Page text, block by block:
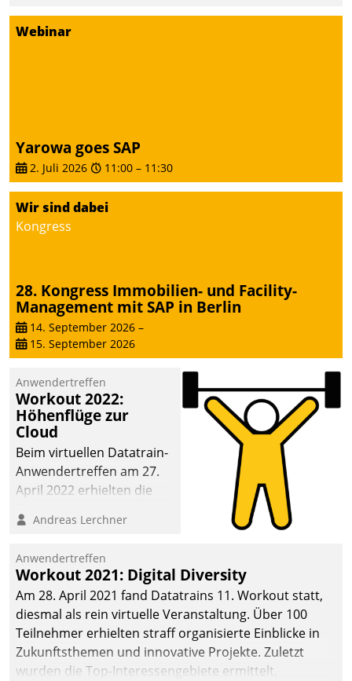
Webinar
Yarowa goes SAP
2. Juli 2026 11:00 – 11:30
Wir sind dabei
Kongress
28. Kongress Immobilien- und Facility-
Management mit SAP in Berlin
14. September 2026 –
15. September 2026
Anwendertreffen
Workout 2022:
Höhenflüge zur
Cloud
Beim virtuellen Datatrain-
Anwendertreffen am 27.
April 2022 erhielten die
Teilnehmer kurzweilige
Cloud-Strategien und -
Lösungen mit hohem
Zukunftspotenzial.
Andreas Lerchner
Anwendertreffen
Workout 2021: Digital Diversity
Am 28. April 2021 fand Datatrains 11. Workout statt,
diesmal als rein virtuelle Veranstaltung. Über 100
Teilnehmer erhielten straff organisierte Einblicke in
Zukunftsthemen und innovative Projekte. Zuletzt
wurden die Top-Interessengebiete ermittelt.